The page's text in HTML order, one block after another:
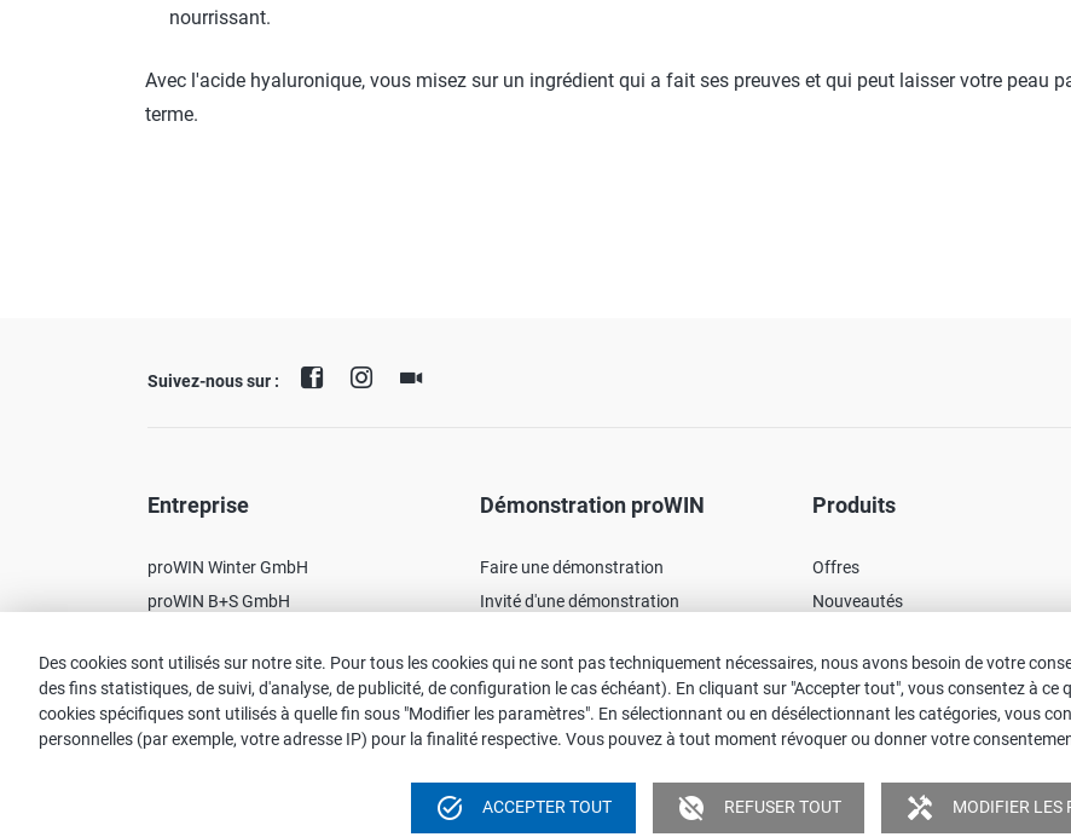
nourrissant.
Avec l'acide hyaluronique, vous misez sur un ingrédient qui a fait ses preuves et qui peut laisser votre peau
terme.
Des cookies sont utilisés sur notre site. Pour tous les cookies qui ne sont pas techniquement nécessaires, nous avons besoin de votre
des fins statistiques, de suivi, d'analyse, de publicité, de configuration le cas échéant). En cliquant sur "Accepter tout", vous consentez à
cookies spécifiques sont utilisés à quelle fin sous "Modifier les paramètres". En sélectionnant ou en désélectionnant les catégories, vous
personnelles (par exemple, votre adresse IP) pour la finalité respective. Vous pouvez à tout moment révoquer ou donner votre
task_alt ACCEPTER TOUT unpublished REFUSER TOUT handyman MODIFIER LES
Suivez-nous sur :
Entreprise
proWIN Winter GmbH
proWIN B+S GmbH
Démonstration proWIN
Faire une démonstration
Invité d'une démonstration
Produits
Offres
Nouveautés
neutre du point de vue du genre dans le sens d'une simplification linguistique.
Protection des données Vidéosurveillances